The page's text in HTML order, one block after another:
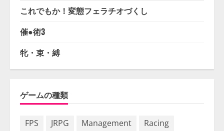
これでもか！変態フェラチオづくし
催●術3
牝・束・縛
ゲームの種類
FPS JRPG Management
Racing